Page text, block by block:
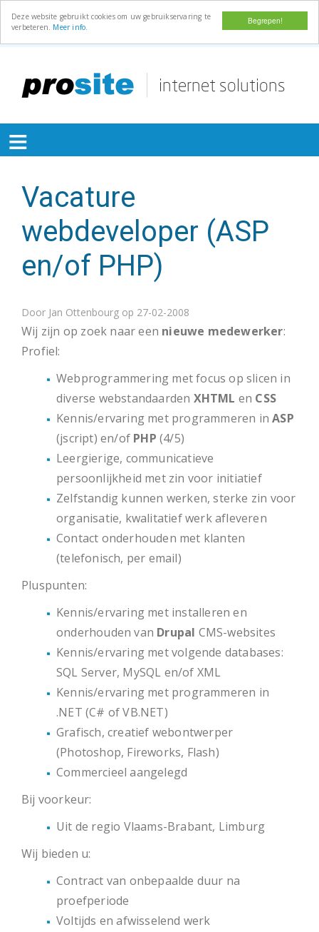
Begrepen!
Deze website gebruikt cookies om uw gebruikservaring te
verbeteren. Meer info.
inhoud
gaan
≡
Vacature
webdeveloper (ASP
en/of PHP)
Door Jan Ottenbourg op 27-02-2008
Wij zijn op zoek naar een nieuwe medewerker:
Profiel:
Webprogrammering met focus op slicen in
diverse webstandaarden XHTML en CSS
Kennis/ervaring met programmeren inASP
(jscript) en/of PHP (4/5)
Leergierige, communicatieve
persoonlijkheid met zin voor initiatief
Zelfstandig kunnen werken, sterke zin voor
organisatie, kwalitatief werk afleveren
Contact onderhouden met klanten
(telefonisch, per email)
Pluspunten:
Kennis/ervaring met installeren en
onderhouden van Drupal CMS-websites
Kennis/ervaring met volgende databases:
SQL Server, MySQL en/of XML
Kennis/ervaring met programmeren in
.NET (C# of VB.NET)
Grafisch, creatief webontwerper
(Photoshop, Fireworks, Flash)
Commercieel aangelegd
Bij voorkeur:
Uit de regio Vlaams-Brabant, Limburg
Wij bieden u:
Contract van onbepaalde duur na
proefperiode
Voltijds en afwisselend werk